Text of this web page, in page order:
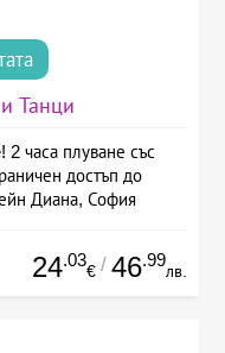
Танци
часа плуване със
достъп до
Диана, София
24.03
€ / 46.99
лв.